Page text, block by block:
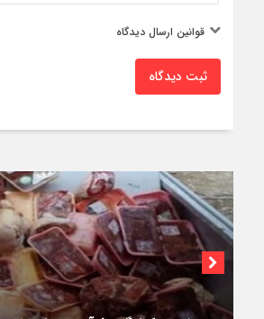
قوانین ارسال دیدگاه
ثبت دیدگاه